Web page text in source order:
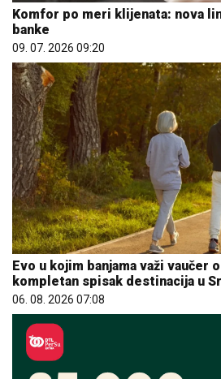
Komfor po meri klijenata: nova
banke
09. 07. 2026 09:20
Evo u kojim banjama važi vaučer
kompletan spisak destinacija u
06. 08. 2026 07:08